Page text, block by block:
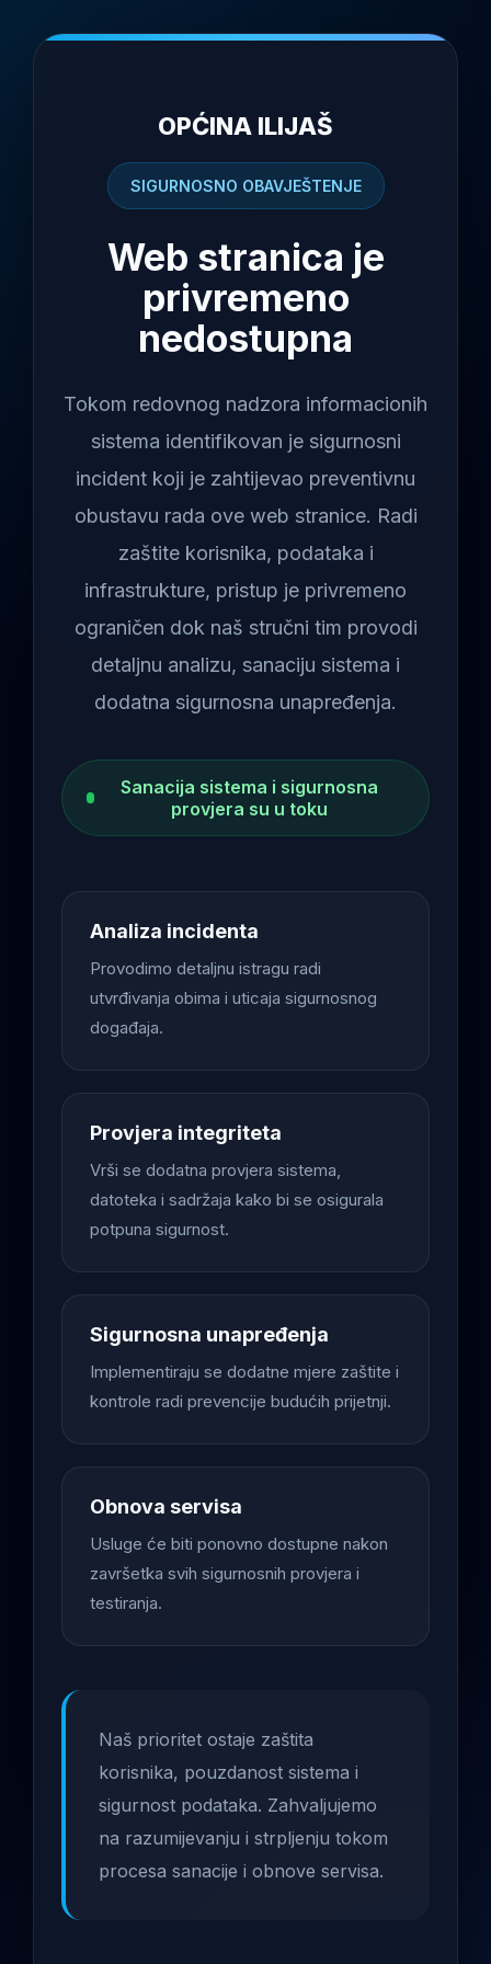
OPĆINA ILIJAŠ
SIGURNOSNO OBAVJEŠTENJE
Web stranica je
privremeno
nedostupna
Tokom redovnog nadzora informacionih
sistema identifikovan je sigurnosni
incident koji je zahtijevao preventivnu
obustavu rada ove web stranice. Radi
zaštite korisnika, podataka i
infrastrukture, pristup je privremeno
ograničen dok naš stručni tim provodi
detaljnu analizu, sanaciju sistema i
dodatna sigurnosna unapređenja.
Sanacija sistema i sigurnosna
provjera su u toku
Analiza incidenta
Provodimo detaljnu istragu radi
utvrđivanja obima i uticaja sigurnosnog
događaja.
Provjera integriteta
Vrši se dodatna provjera sistema,
datoteka i sadržaja kako bi se osigurala
potpuna sigurnost.
Sigurnosna unapređenja
Implementiraju se dodatne mjere zaštite i
kontrole radi prevencije budućih prijetnji.
Obnova servisa
Usluge će biti ponovno dostupne nakon
završetka svih sigurnosnih provjera i
testiranja.
Naš prioritet ostaje zaštita
korisnika, pouzdanost sistema i
sigurnost podataka. Zahvaljujemo
na razumijevanju i strpljenju tokom
procesa sanacije i obnove servisa.